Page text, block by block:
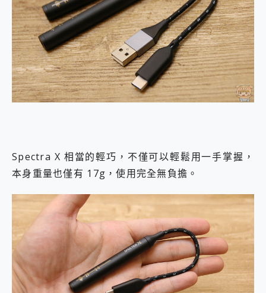
Spectra X 相當的輕巧，不僅可以輕鬆用一手掌握，
本身重量也僅有 17g，使用完全無負擔。